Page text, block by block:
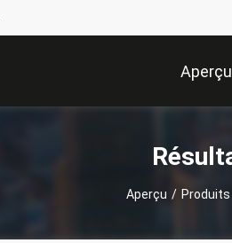
Aperçu
Aperçu / Produits